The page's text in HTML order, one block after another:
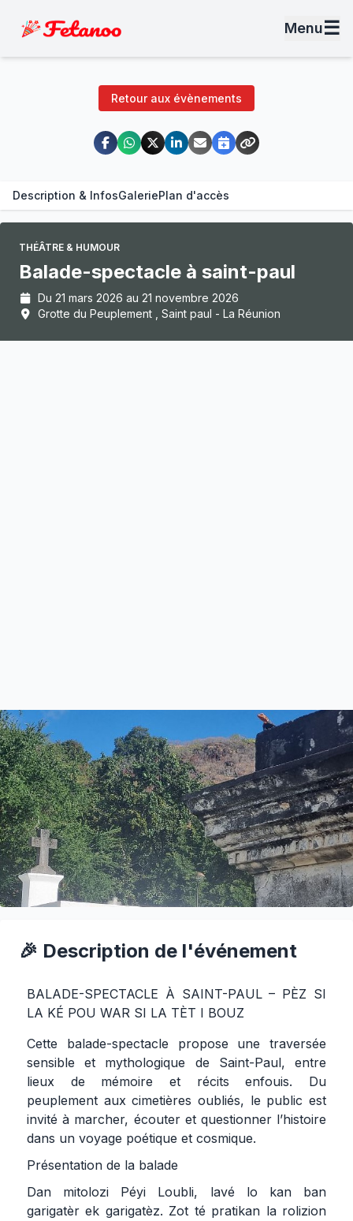
Menu☰
Retour aux évènements
Description & InfosGaleriePlan d'accès
THÉÂTRE & HUMOUR
Balade-spectacle à saint-paul
Du 21 mars 2026 au 21 novembre 2026
Grotte du Peuplement , Saint paul - La Réunion
🎉 Description de l'événement
BALADE-SPECTACLE À SAINT-PAUL – PÈZ SI
LA KÉ POU WAR SI LA TÈT I BOUZ
Cette balade-spectacle propose une traversée
sensible et mythologique de Saint-Paul, entre
lieux de mémoire et récits enfouis. Du
peuplement aux cimetières oubliés, le public est
invité à marcher, écouter et questionner l’histoire
dans un voyage poétique et cosmique.
Présentation de la balade
Dan mitolozi Péyi Loubli, lavé lo kan ban
garigatèr ek garigatèz. Zot té pratikan la rolizion